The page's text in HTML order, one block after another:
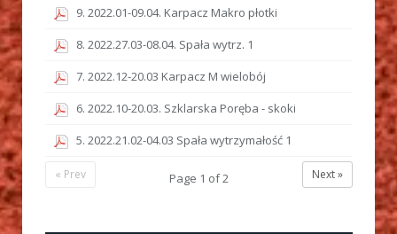
9. 2022.01-09.04. Karpacz Makro płotki
8. 2022.27.03-08.04. Spała wytrz. 1
7. 2022.12-20.03 Karpacz M wielobój
6. 2022.10-20.03. Szklarska Poręba - skoki
5. 2022.21.02-04.03 Spała wytrzymałość 1
Next »
Page 1 of2
« Prev